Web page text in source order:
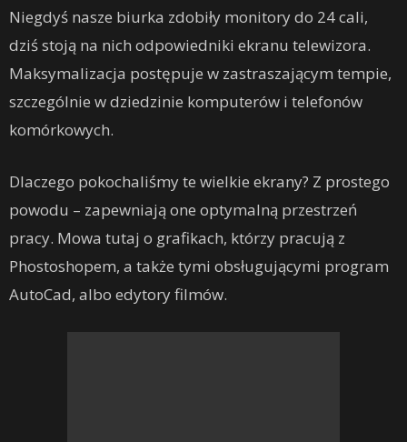
Niegdyś nasze biurka zdobiły monitory do 24 cali,
dziś stoją na nich odpowiedniki ekranu telewizora.
Maksymalizacja postępuje w zastraszającym tempie,
szczególnie w dziedzinie komputerów i telefonów
komórkowych.
Dlaczego pokochaliśmy te wielkie ekrany? Z prostego
powodu – zapewniają one optymalną przestrzeń
pracy. Mowa tutaj o grafikach, którzy pracują z
Phostoshopem, a także tymi obsługującymi program
AutoCad, albo edytory filmów.